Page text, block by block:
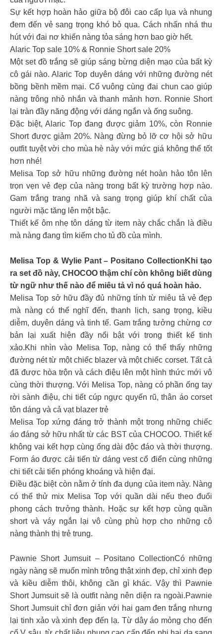
Sự kết hợp hoàn hảo giữa bộ đôi cao cấp lụa và nhung
đem đến vẻ sang trọng khó bỏ qua. Cách nhấn nhá thu
hút với đai nơ khiến nàng tỏa sáng hơn bao giờ hết.
Alaric Top sale 10% & Ronnie Short sale 20%
Một set đồ trắng sẽ giúp sáng bừng diện mạo của bất kỳ
cô gái nào. Alaric Top duyên dáng với những đường nét
bồng bềnh mềm mại. Cổ vuông cùng đai chun cao giúp
nàng trông nhỏ nhắn và thanh mảnh hơn. Ronnie Short
lại tràn đầy năng động với dáng ngắn và ống suông.
Đặc biệt, Alaric Top đang được giảm 10%, còn Ronnie
Short được giảm 20%. Nàng đừng bỏ lỡ cơ hội sở hữu
outfit tuyệt vời cho mùa hè này với mức giá không thể tốt
hơn nhé!
Melisa Top sở hữu những đường nét hoàn hảo tôn lên
trọn vẹn vẻ đẹp của nàng trong bất kỳ trường hợp nào.
Gam trắng trang nhã và sang trọng giúp khí chất của
người mặc tăng lên một bậc.
Thiết kế ôm nhẹ tôn dáng từ item này chắc chắn là điều
mà nàng đang tìm kiếm cho tủ đồ của mình.
Melisa Top & Wylie Pant – Positano CollectionKhi tạo
ra set đồ này, CHOCOO thậm chí còn không biết dùng
từ ngữ như thế nào để miêu tả vì nó quá hoàn hảo.
Melisa Top sở hữu đầy đủ những tính từ miêu tả vẻ đẹp
mà nàng có thể nghĩ đến, thanh lịch, sang trọng, kiều
diễm, duyên dáng và tinh tế. Gam trắng tưởng chừng cơ
bản lại xuất hiện đầy nổi bật với trong thiết kế tinh
xảo.Khi nhìn vào Melisa Top, nàng có thể thấy những
đường nét từ một chiếc blazer và một chiếc corset. Tất cả
đã được hòa trộn và cách điệu lên một hình thức mới vô
cùng thời thượng. Với Melisa Top, nàng có phần ống tay
rời sành điệu, chi tiết cúp ngực quyến rũ, thân áo corset
tôn dáng và cả vạt blazer trẻ
Melisa Top xứng đáng trở thành một trong những chiếc
áo đáng sở hữu nhất từ các BST của CHOCOO. Thiết kế
không vai kết hợp cùng ống dài độc đáo và thời thượng.
Form áo được cải tiến từ dáng vest cổ điển cùng những
chi tiết cải tiến phóng khoáng và hiện đại.
Điều đặc biệt còn nằm ở tính đa dụng của item này. Nàng
có thể thử mix Melisa Top với quần dài nếu theo đuổi
phong cách trưởng thành. Hoặc sự kết hợp cùng quần
short và váy ngắn lại vô cùng phù hợp cho những cô
nàng thành thị trẻ trung.
Pawnie Short Jumsuit – Positano CollectionCó những
ngày nàng sẽ muốn mình trông thật xinh đẹp, chỉ xinh đẹp
và kiều diễm thôi, không cần gì khác. Vậy thì Pawnie
Short Jumsuit sẽ là outfit nàng nên diện ra ngoài.Pawnie
Short Jumsuit chỉ đơn giản với hai gam đen trắng nhưng
lại tinh xảo và xinh đẹp đến lạ. Từ dây áo mỏng cho đến